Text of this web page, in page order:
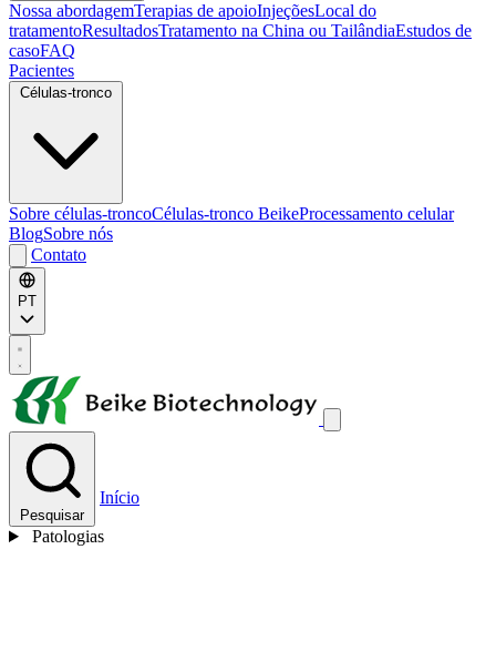
Nossa abordagemTerapias de apoioInjeçõesLocal do
tratamentoResultadosTratamento na China ou TailândiaEstudos de
casoFAQ
Pacientes
Sobre células-troncoCélulas-tronco BeikeProcessamento celular
BlogSobre nós
Contato
PT
Pesquisar
Início
Patologias